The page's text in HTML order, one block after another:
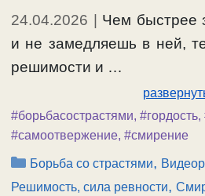
24.04.2026 | Чем быстрее
и не замедляешь в ней,
решимости и …
#борьбасострастями, #гордость,
#самоотвержение, #смирение
Рубрики
Борьба со страстями,
Решимость, сила ревности,